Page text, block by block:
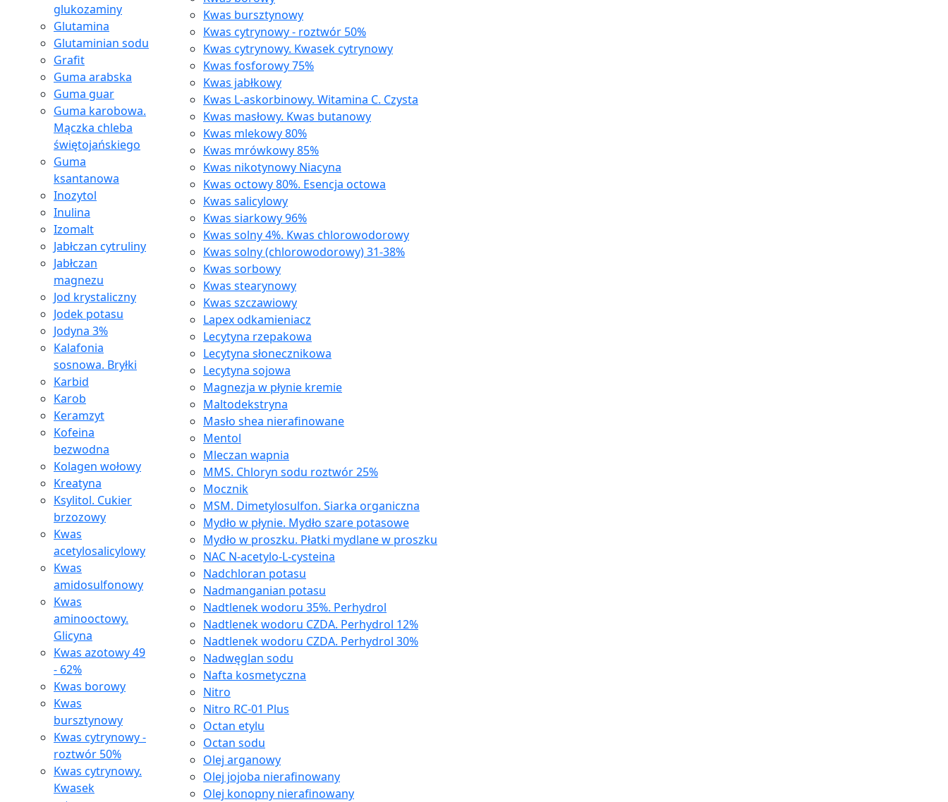
glukozaminy
Glutamina
Glutaminian sodu
Grafit
Guma arabska
Guma guar
Guma karobowa.
Mączka chleba
świętojańskiego
Guma
ksantanowa
Inozytol
Inulina
Izomalt
Jabłczan cytruliny
Jabłczan
magnezu
Jod krystaliczny
Jodek potasu
Jodyna 3%
Kalafonia
sosnowa. Bryłki
Karbid
Karob
Keramzyt
Kofeina
bezwodna
Kolagen wołowy
Kreatyna
Ksylitol. Cukier
brzozowy
Kwas
acetylosalicylowy
Kwas
amidosulfonowy
Kwas
aminooctowy.
Glicyna
Kwas azotowy 49
- 62%
Kwas borowy
Kwas
bursztynowy
Kwas cytrynowy -
roztwór 50%
Kwas cytrynowy.
Kwasek
Kwas bursztynowy
Kwas cytrynowy - roztwór 50%
Kwas cytrynowy. Kwasek cytrynowy
Kwas fosforowy 75%
Kwas jabłkowy
Kwas L-askorbinowy. Witamina C. Czysta
Kwas masłowy. Kwas butanowy
Kwas mlekowy 80%
Kwas mrówkowy 85%
Kwas nikotynowy Niacyna
Kwas octowy 80%. Esencja octowa
Kwas salicylowy
Kwas siarkowy 96%
Kwas solny 4%. Kwas chlorowodorowy
Kwas solny (chlorowodorowy) 31-38%
Kwas sorbowy
Kwas stearynowy
Kwas szczawiowy
Lapex odkamieniacz
Lecytyna rzepakowa
Lecytyna słonecznikowa
Lecytyna sojowa
Magnezja w płynie kremie
Maltodekstryna
Masło shea nierafinowane
Mentol
Mleczan wapnia
MMS. Chloryn sodu roztwór 25%
Mocznik
MSM. Dimetylosulfon. Siarka organiczna
Mydło w płynie. Mydło szare potasowe
Mydło w proszku. Płatki mydlane w proszku
NAC N-acetylo-L-cysteina
Nadchloran potasu
Nadmanganian potasu
Nadtlenek wodoru 35%. Perhydrol
Nadtlenek wodoru CZDA. Perhydrol 12%
Nadtlenek wodoru CZDA. Perhydrol 30%
Nadwęglan sodu
Nafta kosmetyczna
Nitro
Nitro RC-01 Plus
Octan etylu
Octan sodu
Olej arganowy
Olej jojoba nierafinowany
Olej konopny nierafinowany